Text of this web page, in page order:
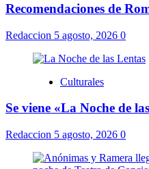
Recomendaciones de
Redaccion 5 agosto, 2026 0
Culturales
Se viene «La Noche de
Redaccion 5 agosto, 2026 0